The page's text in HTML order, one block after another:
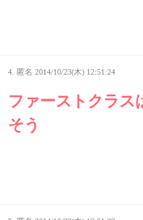
4. 匿名 2014/10/23(木) 12:51:24
ファーストクラス
そう